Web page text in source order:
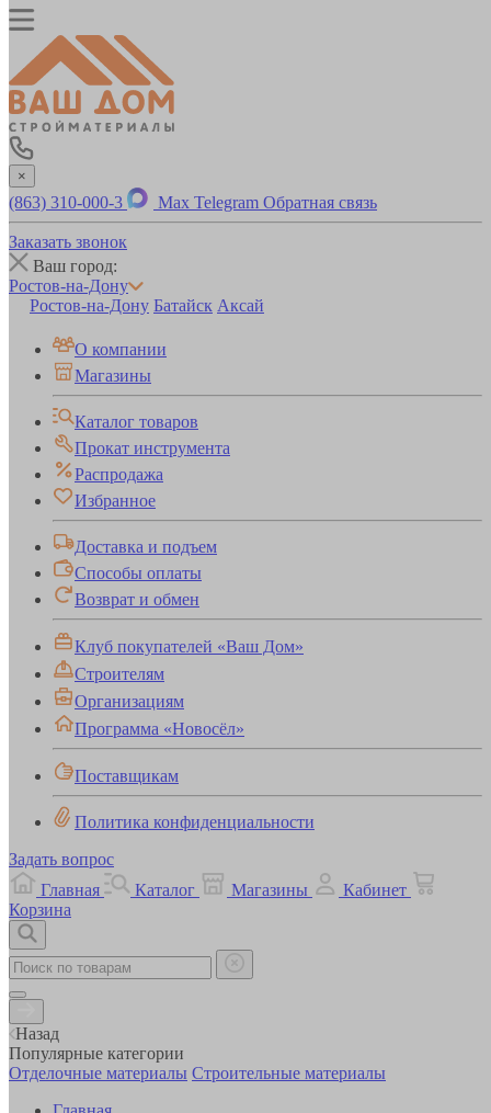
×
(863) 310-000-3 Max Telegram Обратная связь
Заказать звонок
Ваш город:
Ростов-на-Дону
Ростов-на-Дону Батайск Аксай
О компании
Магазины
Каталог товаров
Прокат инструмента
Распродажа
Избранное
Доставка и подъем
Способы оплаты
Возврат и обмен
Клуб покупателей «Ваш Дом»
Строителям
Организациям
Программа «Новосёл»
Поставщикам
Политика конфиденциальности
Задать вопрос
Главная
Каталог Магазины
Кабинет
Корзина
Назад
Популярные категории
Отделочные материалы Строительные материалы